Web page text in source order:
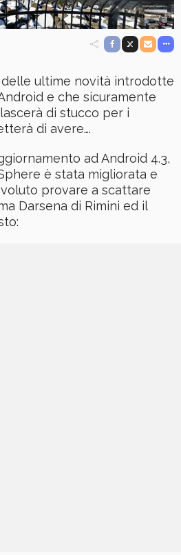
delle ultime novità introdotte
e che sicuramente
di stucco per i
di avere….
ad Android 4.3,
è stata migliorata e
provare a scattare
Darsena di Rimini ed il